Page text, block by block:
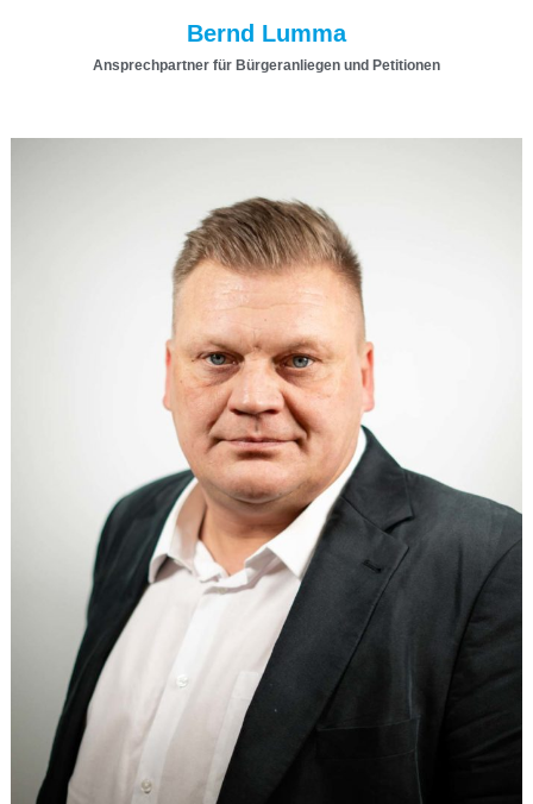
Bernd Lumma
Ansprechpartner für Bürgeranliegen und Petitionen